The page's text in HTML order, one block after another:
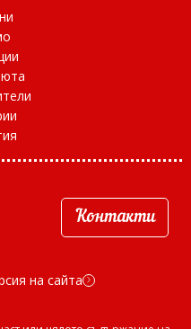
Контакти
на сайта d